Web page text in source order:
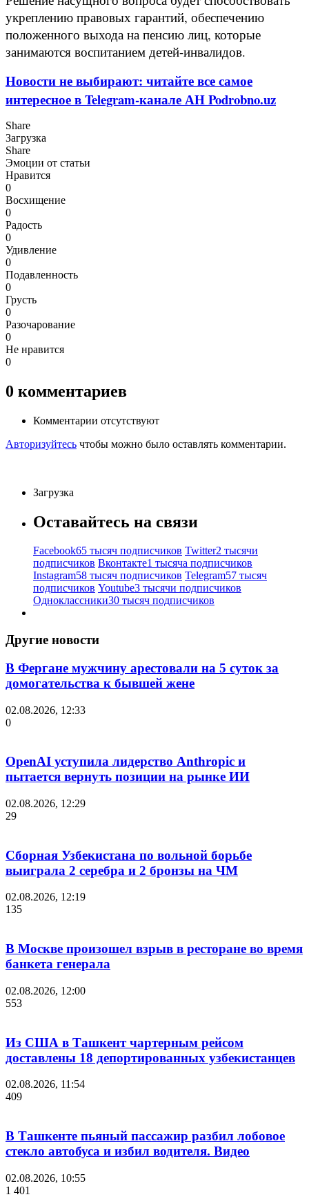
укреплению правовых гарантий, обеспечению
положенного выхода на пенсию лиц, которые
занимаются воспитанием детей-инвалидов.
Новости не выбирают: читайте все самое
интересное в Telegram-канале АН Podrobno.uz
Share
Загрузка
Share
Эмоции от статьи
Нравится
0
Восхищение
0
Радость
0
Удивление
0
Подавленность
0
Грусть
0
Разочарование
0
Не нравится
0
0 комментариев
Комментарии отсутствуют
Авторизуйтесь чтобы можно было оставлять комментарии.
Загрузка
Оставайтесь на связи
Facebook65 тысяч подписчиков Twitter2 тысячи
подписчиков Вконтакте1 тысяча подписчиков
Instagram58 тысяч подписчиков Telegram57 тысяч
подписчиков Youtube3 тысячи подписчиков
Одноклассники30 тысяч подписчиков
Другие новости
В Фергане мужчину арестовали на 5 суток за
домогательства к бывшей жене
02.08.2026, 12:33
0
OpenAI уступила лидерство Anthropic и
пытается вернуть позиции на рынке ИИ
02.08.2026, 12:29
29
Сборная Узбекистана по вольной борьбе
выиграла 2 серебра и 2 бронзы на ЧМ
02.08.2026, 12:19
135
В Москве произошел взрыв в ресторане во время
банкета генерала
02.08.2026, 12:00
553
Из США в Ташкент чартерным рейсом
доставлены 18 депортированных узбекистанцев
02.08.2026, 11:54
409
В Ташкенте пьяный пассажир разбил лобовое
стекло автобуса и избил водителя. Видео
02.08.2026, 10:55
1 401